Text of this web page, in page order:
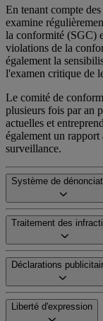
En tenant compte
examine
la conformité (SGC)
violations de la
également la
l'examen critique de
Le comité de
plusieurs fois par an
actuelles et
également un rapport
surveillance.
Système de
Traitement des
Déclarations
Liberté d'expression